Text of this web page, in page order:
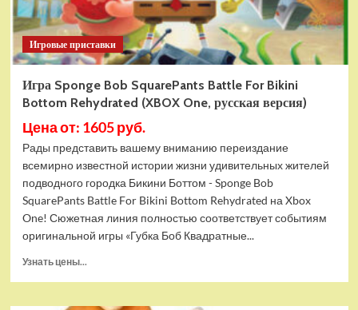
Игровые приставки
Игра Sponge Bob SquarePants Battle For Bikini
Bottom Rehydrated (XBOX One, русская версия)
Цена от: 1605 руб.
Рады представить вашему вниманию переиздание
всемирно известной истории жизни удивительных жителей
подводного городка Бикини Боттом - Sponge Bob
SquarePants Battle For Bikini Bottom Rehydrated на Xbox
One! Сюжетная линия полностью соответствует событиям
оригинальной игры «Губка Боб Квадратные...
Узнать цены...
Игра